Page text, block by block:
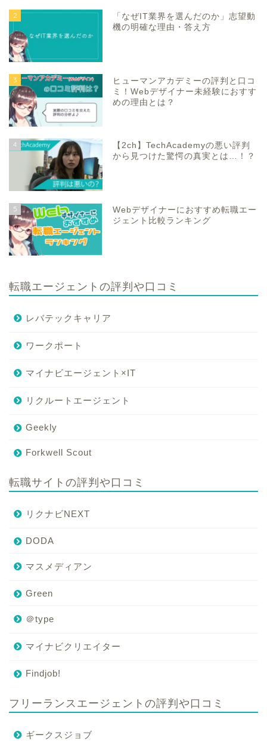
2
「なぜIT業界を選んだのか」志望動
機の明確な理由・答え方
3
ヒューマンアカデミーの評判と口コ
ミ！Webデザイナー未経験におすす
めの理由とは？
4
【2ch】TechAcademyの悪い評判
から見つけた驚愕の真実とは…！？
5
Webデザイナーにおすすめ転職エー
ジェント比較ランキング
転職エージェントの評判や口コミ
レバテックキャリア
ワークポート
マイナビエージェント×IT
リクルートエージェント
Geekly
Forkwell Scout
転職サイトの評判や口コミ
リクナビNEXT
DODA
マスメディアン
Green
＠type
マイナビクリエイター
Findjob!
フリーランスエージェントの評判や口コミ
ギークスジョブ